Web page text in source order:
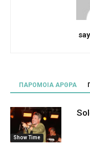
ΠΑΡΟΜΟΙΑ ΑΡΘΡΑ
Show Time